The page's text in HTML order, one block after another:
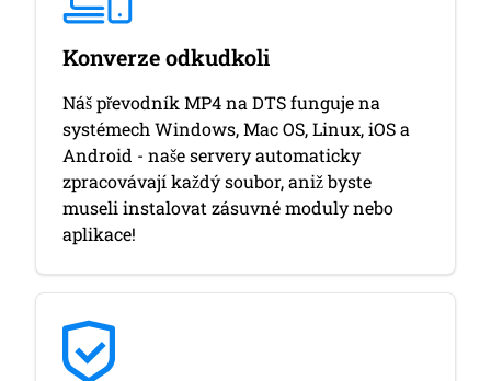
Konverze odkudkoli
Náš převodník MP4 na DTS funguje na
systémech Windows, Mac OS, Linux, iOS a
Android - naše servery automaticky
zpracovávají každý soubor, aniž byste
museli instalovat zásuvné moduly nebo
aplikace!